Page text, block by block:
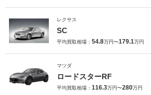
レクサス
SC
平均買取相場： 54.8万円〜179.1万円
マツダ
ロードスターRF
平均買取相場： 116.3万円〜280万円